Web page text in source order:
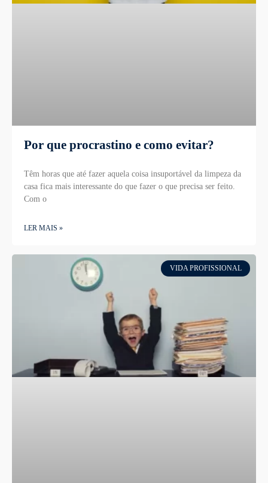
Por que procrastino e como evitar?
Têm horas que até fazer aquela coisa insuportável da limpeza da
casa fica mais interessante do que fazer o que precisa ser feito.
Com o
LER MAIS »
VIDA PROFISSIONAL